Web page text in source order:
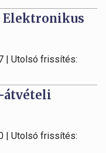
Elektronikus
| Utolsó frissítés:
átvételi
| Utolsó frissítés: